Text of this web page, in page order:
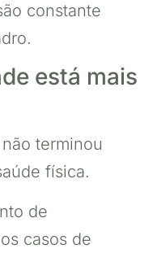
constante
está mais
terminou
física.
de
casos de